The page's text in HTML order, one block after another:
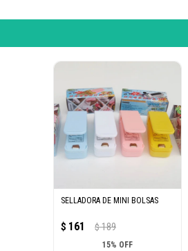
SELLADORA DE MINI BOLSAS
$ 161 $ 189
15% OFF